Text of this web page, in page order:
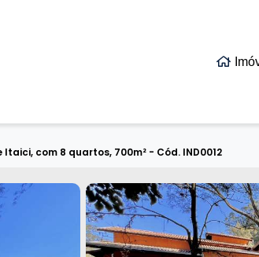
com 8 quartos, 700m² - Cód. IND0012